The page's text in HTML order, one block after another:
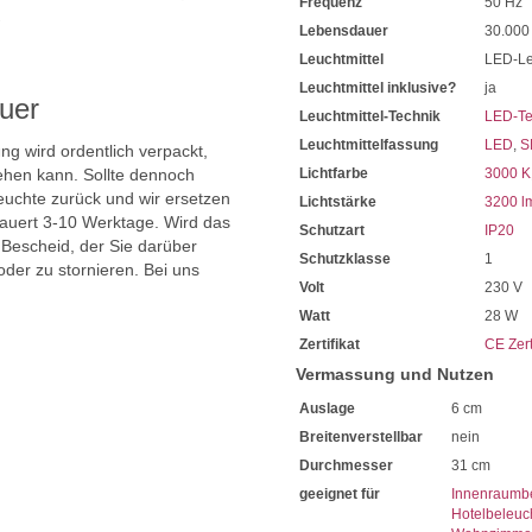
Farblich in Titan gehalten
Mit einer Blende versehen
Farblich in Weiß ausgeführt
Hierdurch erhalten Sie den
Mit einer Betriebsspannung
Gekennzeichnet mit der
Die titanfarbige
Für die Verwendung in
Ausladung ab Decke von 6
Inklusive 1 x 28 Watt SMD
Sehr sparsam im
Dank hoher Lumenzahl ist
Die Lichtfarbe ist einstellbar
2300 Kelvin wohlig
3000 Kelvin Warmweiß und
4000 Kelvin Neutralweiß
Mit einer Farbwiedergabe
Extrem lange Lebensdauer
Sie haben bei uns 5 Jahre
Bei Fragen, kontaktieren
wird ordentlich verpackt,
kann. Sollte dennoch
zurück und wir ersetzen
3-10 Werktage. Wird das
der Sie darüber
zu stornieren. Bei uns
Lebensdauer
30.000
Leuchtmittel
LED-
Leuchtmittel inklusive?
ja
Leuchtmittel-Technik
LED-
Leuchtmittelfassung
LED,
Lichtfarbe
3000 K
Lichtstärke
3200
Schutzart
IP20
Schutzklasse
1
Volt
230 V
Watt
28 W
Zertifikat
CE
Vermassung und Nutzen
Auslage
6 cm
Breitenverstellbar
nein
Durchmesser
31 cm
geeignet für